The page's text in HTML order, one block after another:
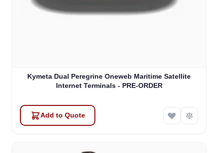
Kymeta Dual Peregrine Oneweb Maritime Satellite
Internet Terminals - PRE-ORDER
Add to Quote